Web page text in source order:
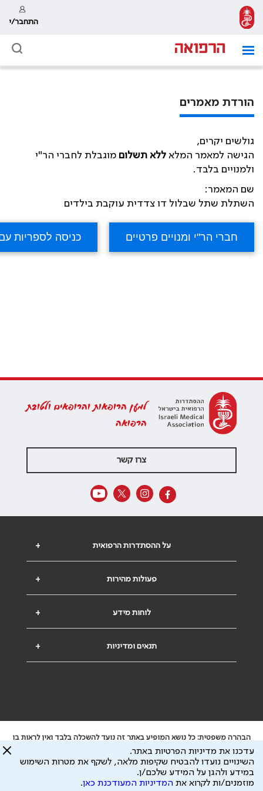
התחבר/י
הורדת מאמרים
גולשים יקרים,
הגישה למאמר המלא ללא תשלום מוגבלת לחברי הר"י
ולמנויים בלבד.
שם המאמר:
השתלת שתל שבלול דו צדדית עוקבת בילדים
למען הרופאות והרופאים ולטובת
הרפואה
צרו קשר
+ על ההסתדרות הרפואית
+ פעולות מהירות
+ לוחות מידע
+ תנאים ומדיניות
הבהרה משפטית: כל נושא המופיע באתר זה נועד להשכלה בלבד ואין לראות בו
ייעוץ רפואי או משפטי. אין הר"י אחראית לתוכן המתפרסם באתר זה ולכל נזק
שעלול להיגרם.
ידוע לי שהר"י אוספת ושומרת מידע אישי לצורך מתן השרות וכי חלק ממנו עשוי
להיות מועבר לצדדים שלישיים, הכל בכפוף למדיניות הפרטיות
עדכנו את מדיניות הפרטיות באתר.
השינויים נועדו להבטיח שקיפות מלאה, לשקף את מטרות השימוש
במידע ולהגן על המידע שלכם/ן.
מוזמנים/ות לקרוא את המדיניות המעודכנת כאן.